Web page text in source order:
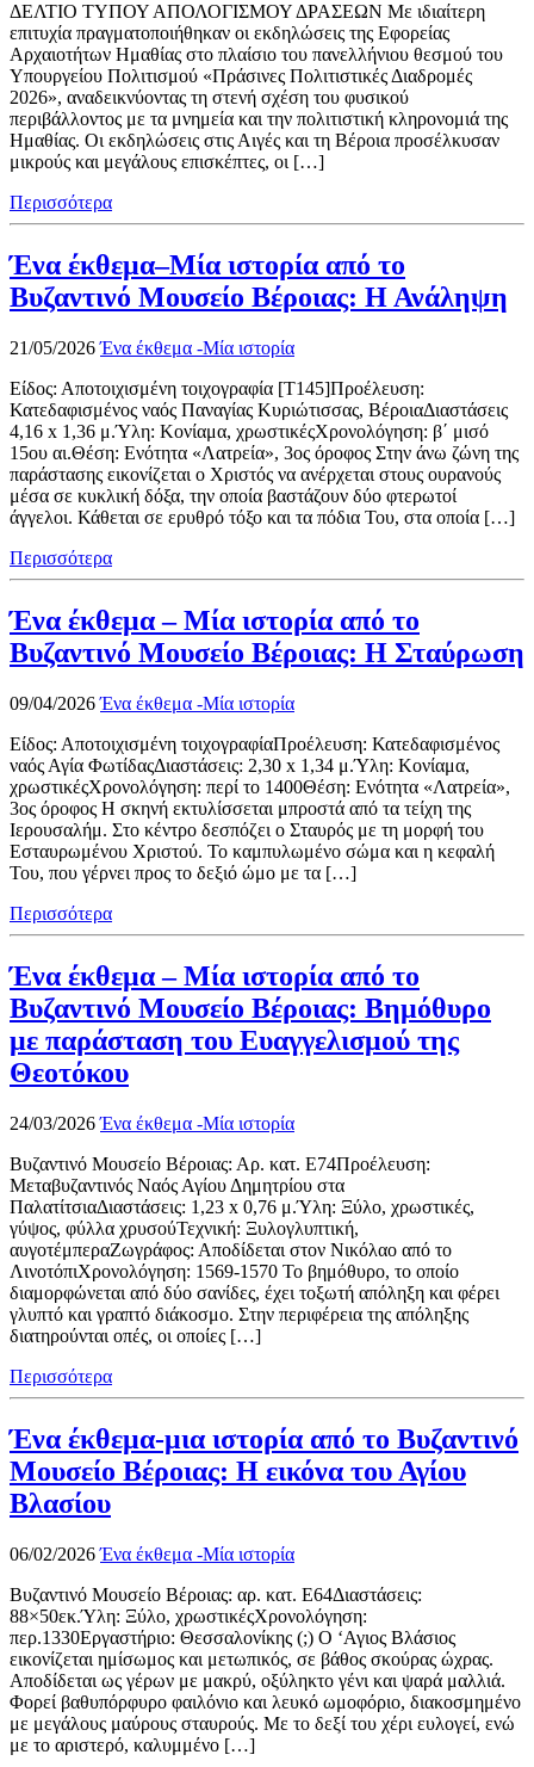
ΔΕΛΤΙΟ ΤΥΠΟΥ ΑΠΟΛΟΓΙΣΜΟΥ ΔΡΑΣΕΩΝ Με ιδιαίτερη
επιτυχία πραγματοποιήθηκαν οι εκδηλώσεις της Εφορείας
Αρχαιοτήτων Ημαθίας στο πλαίσιο του πανελλήνιου θεσμού του
Υπουργείου Πολιτισμού «Πράσινες Πολιτιστικές Διαδρομές
2026», αναδεικνύοντας τη στενή σχέση του φυσικού
περιβάλλοντος με τα μνημεία και την πολιτιστική κληρονομιά της
Ημαθίας. Οι εκδηλώσεις στις Αιγές και τη Βέροια προσέλκυσαν
μικρούς και μεγάλους επισκέπτες, οι […]
Περισσότερα
Ένα έκθεμα–Μία ιστορία από το
Βυζαντινό Μουσείο Βέροιας: Η Ανάληψη
21/05/2026 Ένα έκθεμα -Μία ιστορία
Είδος: Αποτοιχισμένη τοιχογραφία [Τ145]Προέλευση:
Κατεδαφισμένος ναός Παναγίας Κυριώτισσας, ΒέροιαΔιαστάσεις
4,16 x 1,36 μ.Ύλη: Κονίαμα, χρωστικέςΧρονολόγηση: β΄ μισό
15ου αι.Θέση: Ενότητα «Λατρεία», 3ος όροφος Στην άνω ζώνη της
παράστασης εικονίζεται ο Χριστός να ανέρχεται στους ουρανούς
μέσα σε κυκλική δόξα, την οποία βαστάζουν δύο φτερωτοί
άγγελοι. Κάθεται σε ερυθρό τόξο και τα πόδια Του, στα οποία […]
Περισσότερα
Ένα έκθεμα – Μία ιστορία από το
Βυζαντινό Μουσείο Βέροιας: Η Σταύρωση
09/04/2026 Ένα έκθεμα -Μία ιστορία
Είδος: Αποτοιχισμένη τοιχογραφίαΠροέλευση: Κατεδαφισμένος
ναός Αγία ΦωτίδαςΔιαστάσεις: 2,30 x 1,34 μ.Ύλη: Κονίαμα,
χρωστικέςΧρονολόγηση: περί το 1400Θέση: Ενότητα «Λατρεία»,
3ος όροφος Η σκηνή εκτυλίσσεται μπροστά από τα τείχη της
Ιερουσαλήμ. Στο κέντρο δεσπόζει ο Σταυρός με τη μορφή του
Εσταυρωμένου Χριστού. Το καμπυλωμένο σώμα και η κεφαλή
Του, που γέρνει προς το δεξιό ώμο με τα […]
Περισσότερα
Ένα έκθεμα – Μία ιστορία από το
Βυζαντινό Μουσείο Βέροιας: Βημόθυρο
με παράσταση του Ευαγγελισμού της
Θεοτόκου
24/03/2026 Ένα έκθεμα -Μία ιστορία
Βυζαντινό Μουσείο Βέροιας: Αρ. κατ. Ε74Προέλευση:
Μεταβυζαντινός Ναός Αγίου Δημητρίου στα
ΠαλατίτσιαΔιαστάσεις: 1,23 x 0,76 μ.Ύλη: Ξύλο, χρωστικές,
γύψος, φύλλα χρυσούΤεχνική: Ξυλογλυπτική,
αυγοτέμπεραΖωγράφος: Αποδίδεται στον Νικόλαο από το
ΛινοτόπιΧρονολόγηση: 1569-1570 Το βημόθυρο, το οποίο
διαμορφώνεται από δύο σανίδες, έχει τοξωτή απόληξη και φέρει
γλυπτό και γραπτό διάκοσμο. Στην περιφέρεια της απόληξης
διατηρούνται οπές, οι οποίες […]
Περισσότερα
Ένα έκθεμα-μια ιστορία από το Βυζαντινό
Μουσείο Βέροιας: Η εικόνα του Αγίου
Βλασίου
06/02/2026 Ένα έκθεμα -Μία ιστορία
Βυζαντινό Μουσείο Βέροιας: αρ. κατ. Ε64Διαστάσεις:
88×50εκ.Ύλη: Ξύλο, χρωστικέςΧρονολόγηση:
περ.1330Εργαστήριο: Θεσσαλονίκης (;) Ο ‘Αγιος Βλάσιος
εικονίζεται ημίσωμος και μετωπικός, σε βάθος σκούρας ώχρας.
Αποδίδεται ως γέρων με μακρύ, οξύληκτο γένι και ψαρά μαλλιά.
Φορεί βαθυπόρφυρο φαιλόνιο και λευκό ωμοφόριο, διακοσμημένο
με μεγάλους μαύρους σταυρούς. Με το δεξί του χέρι ευλογεί, ενώ
με το αριστερό, καλυμμένο […]